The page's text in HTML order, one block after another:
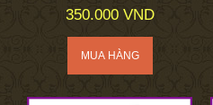
350.000 VND